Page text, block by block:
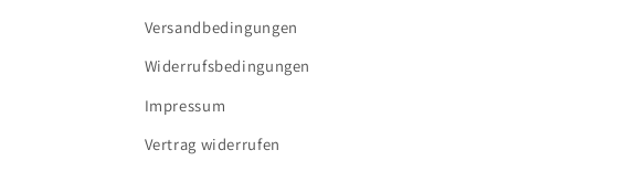
Versandbedingungen
Widerrufsbedingungen
Impressum
Vertrag widerrufen